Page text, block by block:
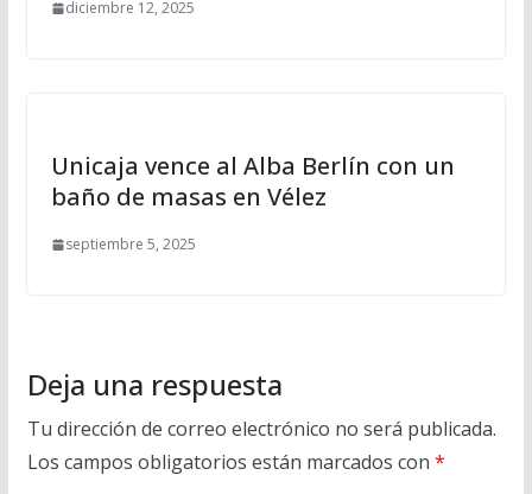
diciembre 12, 2025
Unicaja vence al Alba Berlín con un
baño de masas en Vélez
septiembre 5, 2025
Deja una respuesta
Tu dirección de correo electrónico no será publicada.
Los campos obligatorios están marcados con *